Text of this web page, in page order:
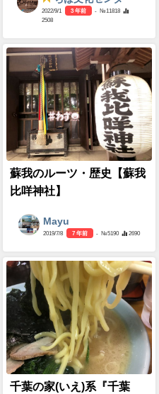
2022/9/1 3 年前
- №11818
2508
蘇我のルーツ・歴史【蘇我
比咩神社】
Mayu
2019/7/8 7 年前 - №5190 2690
千葉の家(いえ)系『千葉